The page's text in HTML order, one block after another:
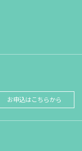
お申込はこちらから